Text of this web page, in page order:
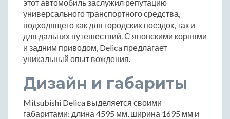
этот автомобиль заслужил репутацию
универсального транспортного средства,
подходящего как для городских поездок, так и
для дальних путешествий. С японскими корнями
и задним приводом, Delica предлагает
уникальный опыт вождения.
Дизайн и габариты
Mitsubishi Delica выделяется своими
габаритами: длина 4595 мм, ширина 1695 мм и